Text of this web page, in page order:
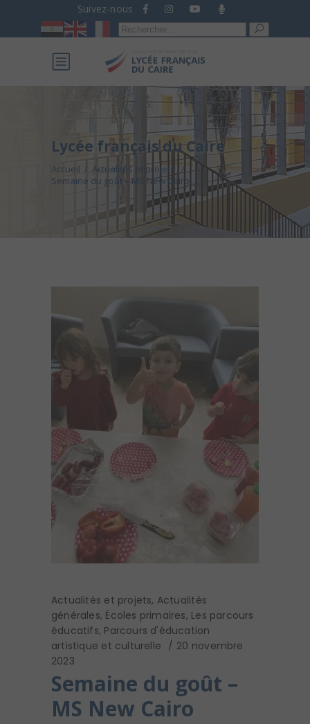
Suivez-nous
Recherche
pour :
Lycée français du Caire
Accueil / Actualités et projets
/
Semaine du goût – MS New Cairo
Actualités et projets, Actualités
générales, Écoles primaires, Les parcours
éducatifs, Parcours d'éducation
artistique et culturelle
20 novembre
2023
Semaine du goût –
MS New Cairo